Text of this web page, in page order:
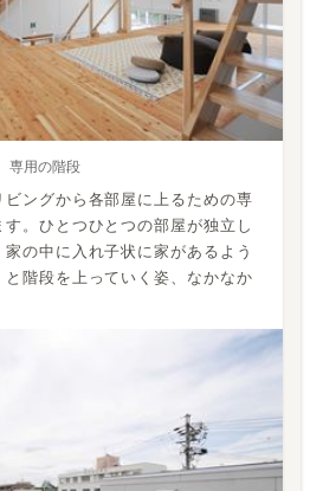
専用の階段
ングから各部屋に上るための専
。ひとつひとつの部屋が独立し
の中に入れ子状に家があるよう
階段を上っていく姿、なかなか